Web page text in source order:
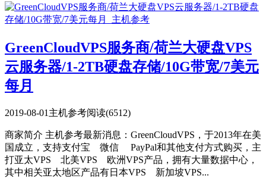
GreenCloudVPS服务商/荷兰大硬盘VPS
云服务器/1-2TB硬盘存储/10G带宽/7美元
每月
2019-08-01 主机参考阅读(6512)
商家简介 主机参考最新消息：GreenCloudVPS，于2013年在美
国成立，支持支付宝 微信 PayPal和其他支付方式购买，主
打亚太VPS 北美VPS 欧洲VPS产品，拥有大量数据中心，
其中相关亚太地区产品有日本VPS 新加坡VPS...